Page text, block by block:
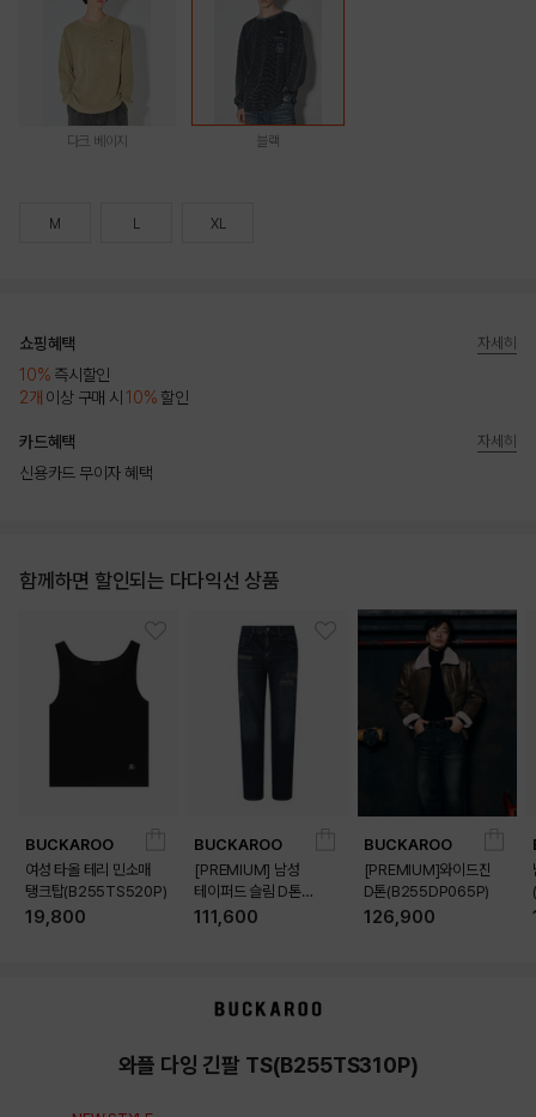
다크 베이지 블랙
M L XL
쇼핑혜택
10% 즉시할인
2개 이상 구매 시10% 할인
자세히
카드혜택
신용카드 무이자 혜택
자세히
함께하면 할인되는 다다익선 상품
BUCKAROO
여성 타올 테리 민소매
탱크탑(B255TS520P)
19,800
BUCKAROO
[PREMIUM] 남성
테이퍼드 슬림 D톤
(B255DP160P)
111,600
BUCKAROO
[PREMIUM]와이드진
D톤(B255DP065P)
126,900
와플 다잉 긴팔 TS(B255TS310P)